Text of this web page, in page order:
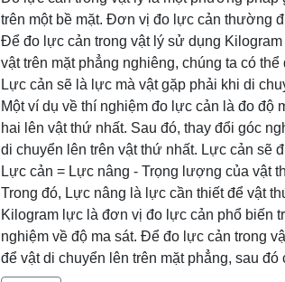
trên một bề mặt. Đơn vị đo lực cản thường
Để đo lực cản trong vật lý sử dụng
vật trên mặt phẳng nghiêng, chúng ta có
Lực cản sẽ là lực mà vật gặp phải khi di
Một ví dụ về thí nghiệm đo lực cản là đo độ
hai lên vật thứ nhất. Sau đó, thay đổi góc
di chuyển lên trên vật thứ nhất. Lực cản sẽ
Lực cản = Lực nâng - Trọng lượng của vật
Trong đó, Lực nâng là lực cần thiết để vật
Kilogram lực là đơn vị đo lực cản phổ biến
nghiệm về độ ma sát. Để đo lực cản trong
để vật di chuyển lên trên mặt phẳng, sau